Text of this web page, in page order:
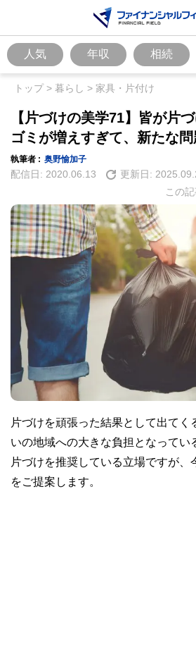
人気 年収 相続
トップ> 暮らし > 家具・片付け
【片づけの美学71】皆が片
ゴミが増えすぎて、新たな問
執筆者 : 奥野愉加子
配信日: 2020.06.13 更新日:
この
片づけを頑張った結果として出てく
いの地域への大きな負担となってい
片づけを推奨している立場ですが、
をご提案します。